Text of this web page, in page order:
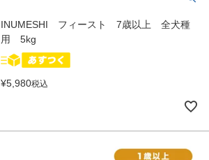
INUMESHI フィースト 7歳以上 全犬種
用 5kg
¥5,980税込